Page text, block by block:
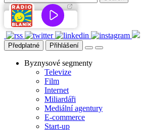
Předplatné Přihlášení
Byznysové segmenty
Televize
Film
Internet
Miliardáři
Mediální agentury
E-commerce
Start-up